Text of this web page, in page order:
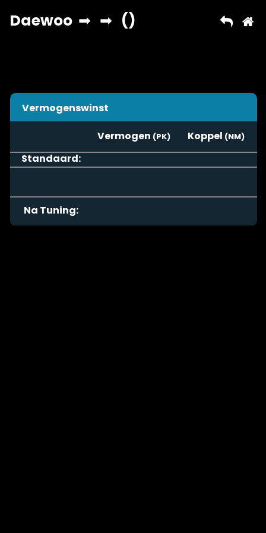
Vermogenswinst
Vermogen
Koppel
Standaard:
Na Tuning: